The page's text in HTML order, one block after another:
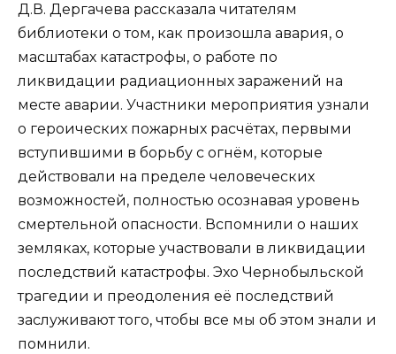
Д.В. Дергачева рассказала читателям
библиотеки о том, как произошла авария, о
масштабах катастрофы, о работе по
ликвидации радиационных заражений на
месте аварии. Участники мероприятия узнали
о героических пожарных расчётах, первыми
вступившими в борьбу с огнём, которые
действовали на пределе человеческих
возможностей, полностью осознавая уровень
смертельной опасности. Вспомнили о наших
земляках, которые участвовали в ликвидации
последствий катастрофы. Эхо Чернобыльской
трагедии и преодоления её последствий
заслуживают того, чтобы все мы об этом знали и
помнили.